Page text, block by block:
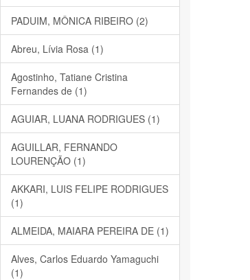
PADUIM, MÔNICA RIBEIRO (2)
Abreu, Lívia Rosa (1)
Agostinho, Tatiane Cristina
Fernandes de (1)
AGUIAR, LUANA RODRIGUES (1)
AGUILLAR, FERNANDO
LOURENÇÃO (1)
AKKARI, LUIS FELIPE RODRIGUES
(1)
ALMEIDA, MAIARA PEREIRA DE (1)
Alves, Carlos Eduardo Yamaguchi
(1)